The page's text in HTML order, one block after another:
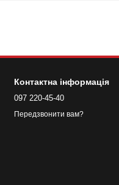
Контактна інформація
097 220-45-40
Передзвонити вам?